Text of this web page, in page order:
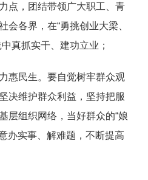
点，团结带领广大职工、青
会各界，在“勇挑创业大梁、
真抓实干、建功立业；
惠民生。要自觉树牢群众观
决维护群众利益，坚持把服
层组织网络，当好群众的“娘
办实事、解难题，不断提高